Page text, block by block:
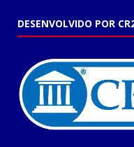
DESENVOLVIDO POR